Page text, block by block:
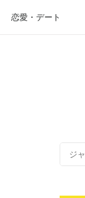
恋愛・デート